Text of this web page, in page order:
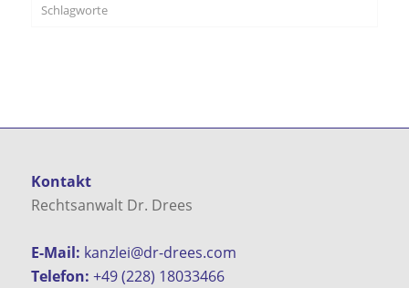
Schlagworte
Kontakt
Rechtsanwalt Dr. Drees
E-Mail: kanzlei@dr-drees.com
Telefon: +49 (228) 18033466